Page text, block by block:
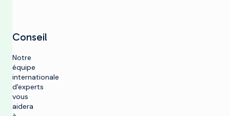
Conseil
Notre
équipe
internationale
d'experts
vous
aidera